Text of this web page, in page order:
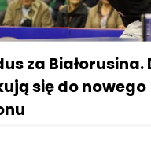
za Białorusina.
się do nowego